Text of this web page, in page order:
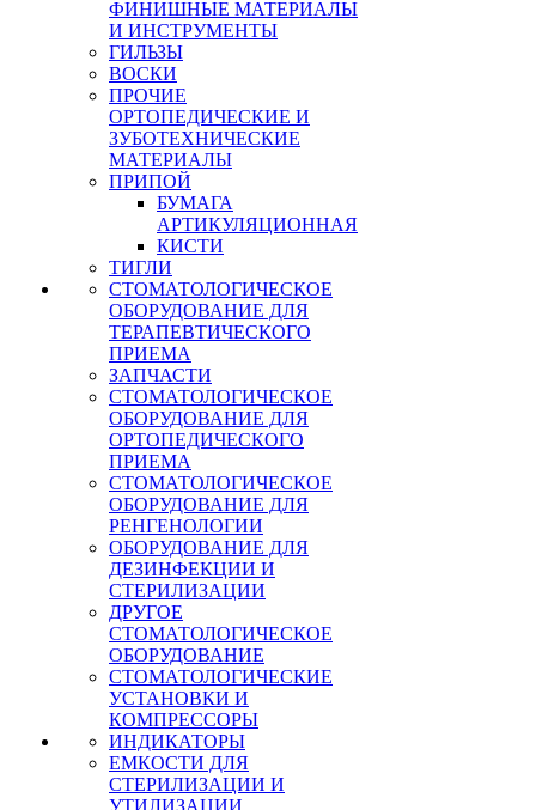
ФИНИШНЫЕ МАТЕРИАЛЫ
И ИНСТРУМЕНТЫ
ГИЛЬЗЫ
ВОСКИ
ПРОЧИЕ
ОРТОПЕДИЧЕСКИЕ И
ЗУБОТЕХНИЧЕСКИЕ
МАТЕРИАЛЫ
ПРИПОЙ
БУМАГА
АРТИКУЛЯЦИОННАЯ
КИСТИ
ТИГЛИ
СТОМАТОЛОГИЧЕСКОЕ
ОБОРУДОВАНИЕ ДЛЯ
ТЕРАПЕВТИЧЕСКОГО
ПРИЕМА
ЗАПЧАСТИ
СТОМАТОЛОГИЧЕСКОЕ
ОБОРУДОВАНИЕ ДЛЯ
ОРТОПЕДИЧЕСКОГО
ПРИЕМА
СТОМАТОЛОГИЧЕСКОЕ
ОБОРУДОВАНИЕ ДЛЯ
РЕНГЕНОЛОГИИ
ОБОРУДОВАНИЕ ДЛЯ
ДЕЗИНФЕКЦИИ И
СТЕРИЛИЗАЦИИ
ДРУГОЕ
СТОМАТОЛОГИЧЕСКОЕ
ОБОРУДОВАНИЕ
СТОМАТОЛОГИЧЕСКИЕ
УСТАНОВКИ И
КОМПРЕССОРЫ
ИНДИКАТОРЫ
ЕМКОСТИ ДЛЯ
СТЕРИЛИЗАЦИИ И
УТИЛИЗАЦИИ